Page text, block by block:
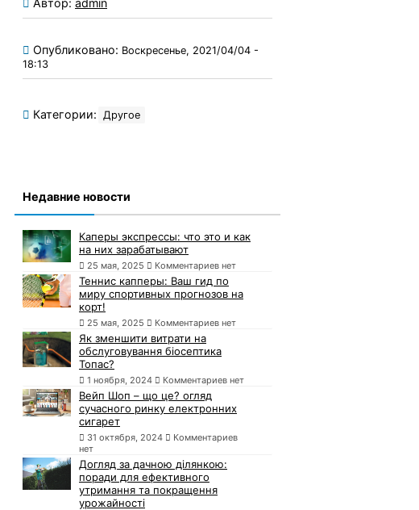
Опубликовано: Воскресенье, 2021/04/04 -
18:13
Категории: Другое
Недавние новости
Каперы экспрессы: что это и как
на них зарабатывают
25 мая, 2025 Комментариев нет
Теннис капперы: Ваш гид по
миру спортивных прогнозов на
корт!
25 мая, 2025 Комментариев нет
Як зменшити витрати на
обслуговування біосептика
Топас?
1 ноября, 2024 Комментариев нет
Вейп Шоп – що це? огляд
сучасного ринку електронних
сигарет
31 октября, 2024
Комментариев
нет
Догляд за дачною ділянкою:
поради для ефективного
утримання та покращення
урожайності